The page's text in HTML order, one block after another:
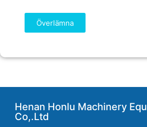
Överlämna
Henan Honlu Machinery
Co,.Ltd